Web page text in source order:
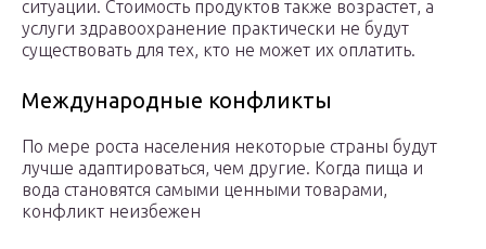
ситуации. Стоимость продуктов также возрастет, а
услуги здравоохранение практически не будут
существовать для тех, кто не может их оплатить.
Международные конфликты
По мере роста населения некоторые страны будут
лучше адаптироваться, чем другие. Когда пища и
вода становятся самыми ценными товарами,
конфликт неизбежен